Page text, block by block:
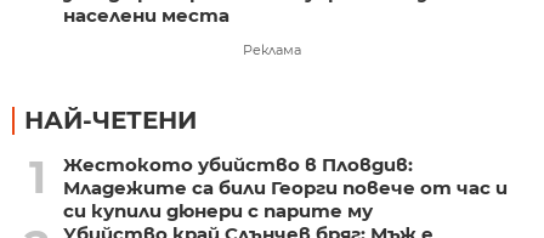
населени места
Реклама
НАЙ-ЧЕТЕНИ
1
Жестокото убийство в Пловдив:
Младежите са били Георги повече от час и
си купили дюнери с парите му